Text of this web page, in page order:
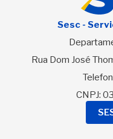
Sesc -
Rua Dom José
CNPJ: